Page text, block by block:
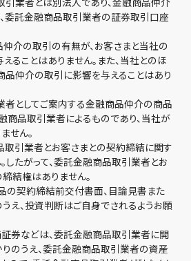
委託金融商品取引業者の証券取引口座
介の取引の有無が、お客さまと当社の
ることはありません。また、当社とのほ
仲介の取引に影響を与えることはあり
としてご案内する金融商品仲介の商品
商品取引業者によるものであり、当社が
せん。
引業者とお客さまとの契約締結に関す
したがって、委託金融商品取引業者とお
結権はありません。
の契約締結前交付書面、目論見書また
え、投資判断はご自身でされるようお願
券などは、委託金融商品取引業者に開
のうえ、委託金融商品取引業者の資産